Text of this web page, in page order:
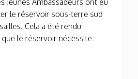
Jeunes Ambassadeurs ont eu
le réservoir sous-terre sud
Cela a été rendu
le réservoir nécessite